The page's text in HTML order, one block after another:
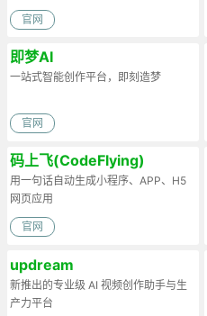
官网
即梦AI
一站式智能创作平台，即刻造梦
官网
码上飞(CodeFlying)
用一句话自动生成小程序、APP、H5
网页应用
官网
updream
新推出的专业级 AI 视频创作助手与生
产力平台